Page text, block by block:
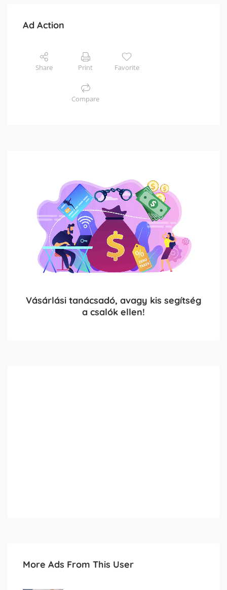
Ad Action
Share Print Favorite
Compare
Vásárlási tanácsadó, avagy kis segítség
a csalók ellen!
More Ads From This User